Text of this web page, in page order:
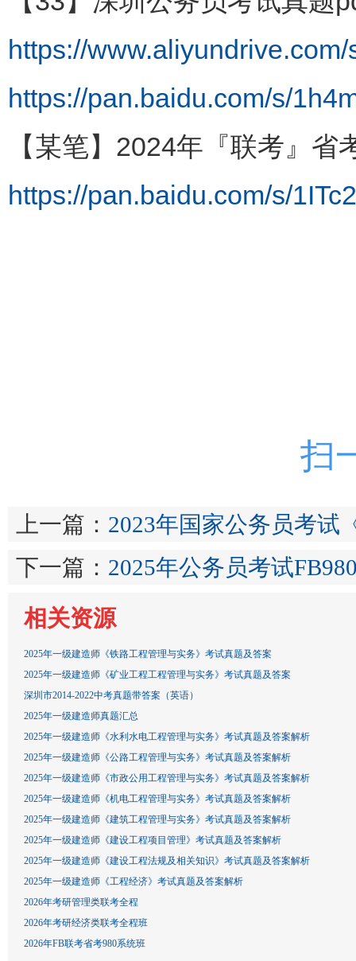
https://
https://pan.baidu.com/s/
【某笔】2024年『联考』省
https://pan.baidu.com/s/
扫
上一篇： 2023年国家公务员考试
下一篇： 2025年公务员考试
相关资源
2025年一级建造师《铁路工程管理与实务》考试真题及答案
2025年一级建造师《矿业工程工程管理与实务》考试真题及答案
深圳市2014-2022中考真题带答案（英语）
2025年一级建造师真题汇总
2025年一级建造师《水利水电工程管理与实务》考试真题及答案解析
2025年一级建造师《公路工程管理与实务》考试真题及答案解析
2025年一级建造师《市政公用工程管理与实务》考试真题及答案解析
2025年一级建造师《机电工程管理与实务》考试真题及答案解析
2025年一级建造师《建筑工程管理与实务》考试真题及答案解析
2025年一级建造师《建设工程项目管理》考试真题及答案解析
2025年一级建造师《建设工程法规及相关知识》考试真题及答案解析
2025年一级建造师《工程经济》考试真题及答案解析
2026年考研管理类联考全程
2026年考研经济类联考全程班
2026年FB联考省考980系统班